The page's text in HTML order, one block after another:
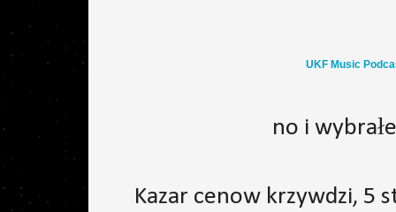
UKF Music
no i
Kazar cenow krzywdzi, 5